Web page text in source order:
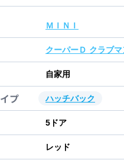
ＭＩＮＩ
クーパーＤ クラブマ
自家用
プ ハッチバック
5 ドア
レッド